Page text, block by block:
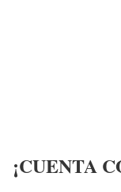
¡CUENTA